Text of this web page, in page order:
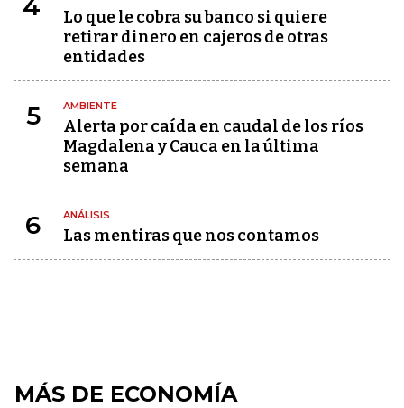
4
Lo que le cobra su banco si quiere
retirar dinero en cajeros de otras
entidades
5 AMBIENTE
Alerta por caída en caudal de los ríos
Magdalena y Cauca en la última
semana
6 ANÁLISIS
Las mentiras que nos contamos
MÁS DE ECONOMÍA